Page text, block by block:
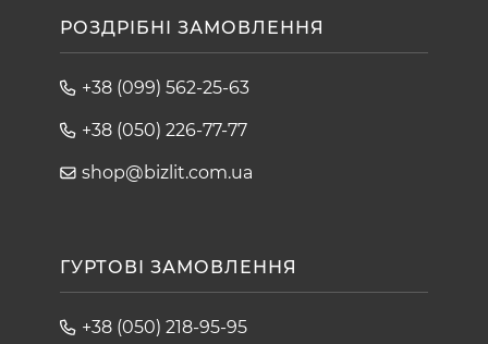
РОЗДРІБНІ ЗАМОВЛЕННЯ
+38 (099) 562-25-63
+38 (050) 226-77-77
shop@bizlit.com.ua
ГУРТОВІ ЗАМОВЛЕННЯ
+38 (050) 218-95-95